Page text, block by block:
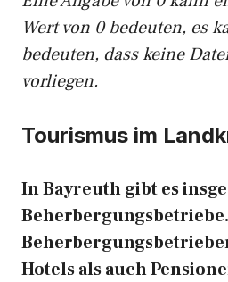
Wert von 0 bedeuten, es
bedeuten, dass keine
vorliegen.
Tourismus im
In Bayreuth gibt es
Hotels als auch